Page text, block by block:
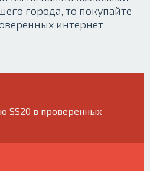
города, то покупайте
интернет
SS20 в проверенных